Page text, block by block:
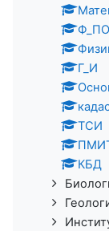
Ф_ПО
Г_И
ТСИ
КБД